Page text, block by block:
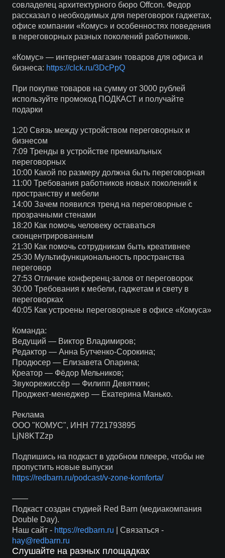
совладелец архитектурного бюро Offcon. Федор
рассказал о необходимых для переговорок гаджетах,
офисе компании «Комус» и особенностях поведения
в переговорных разных поколений работников.
«Комус» — интернет-магазин товаров для офиса и
бизнеса: https://clck.ru/3DcPpQ
При покупке товаров на сумму от 3000 рублей
используйте промокод ПОДКАСТ и получайте
подарки
1:20 Связь между устройством переговорных и
бизнесом
7:09 Тренды в устройстве премиальных
переговорных
10:00 Какой по размеру должна быть переговорная
11:00 Требования работников новых поколений к
пространству и мебели
14:00 Зачем появился тренд на переговорные с
прозрачными стенами
18:20 Как помочь человеку оставаться
сконцентрированным
21:30 Как помочь сотрудникам быть креативнее
25:30 Мультифункциональность пространства
переговор
27:53 Отличие конференц-залов от переговорок
30:00 Требования к мебели, гаджетам и свету в
переговорках
40:05 Как устроены переговорные в офисе «Комуса»
Команда:
Ведущий — Виктор Владимиров;
Редактор — Анна Бутченко-Сорокина;
Продюсер — Елизавета Опарина;
Креатор — Фёдор Мельников;
Звукорежиссёр — Филипп Девяткин;
Проджект-менеджер — Екатерина Манько.
Реклама
ООО "КОМУС", ИНН 7721793895
LjN8KTZzp
Подпишись на подкаст в удобном плеере, чтобы не
пропустить новые выпуски
https://redbarn.ru/podcast/v-zone-komforta/
——
Подкаст создан студией Red Barn (медиакомпания
Double Day).
Наш сайт - https://redbarn.ru | Связаться -
hay@redbarn.ru
Слушайте на разных площадках